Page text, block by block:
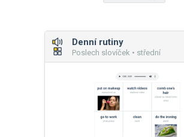
Denní rutiny
Poslech slovíček • střední